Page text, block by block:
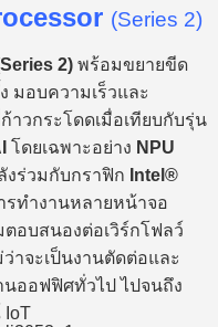
(Series 2)
2) พร้อมขยายขีด
มอบความเร็วและ
วกระโดดเมื่อเทียบกับรุ่น
โดยเฉพาะอย่าง NPU
งร่วมกับกราฟิก Intel®
ทำงานหลายหน้าจอ
ตอบสนองต่อเวิร์กโฟลว์
ว่าจะเป็นงานตัดต่อและ
นออฟฟิศทั่วไป ไปจนถึง
IoT